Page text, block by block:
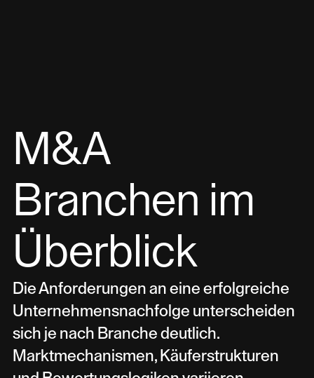
M&A
Branchen im
Überblick
Die Anforderungen an eine erfolgreiche
Unternehmensnachfolge unterscheiden
sich je nach Branche deutlich.
Marktmechanismen, Käuferstrukturen